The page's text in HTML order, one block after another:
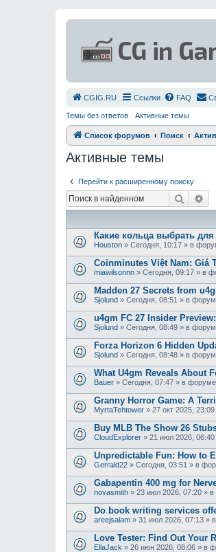
СGIG.RU Ссылки FAQ
Темы без ответов Активные темы
Список форумов Поиск
Активные темы
Перейти к расширенному поиску
Поиск
Какие кольца выбрать
Houston » Сегодня, 10:17 » в
Coinminutes Việt Nam: Giá
miawilsonnn » Сегодня, 09:17 » в
Madden 27 Secrets from
Sjolund » Сегодня, 08:51 » в
u4gm FC 27 Insider
Sjolund » Сегодня, 08:49 » в
Forza Horizon 6 Hidden
Sjolund » Сегодня, 08:48 » в
What U4gm Reveals About
Bauer » Сегодня, 07:47 » в форуме
Granny Horror Game: A
MyrtaTehtower » 27 окт 2025, 23:09
Buy MLB The Show 26
CloudExplorer » 21 июл 2026, 06:40
Unpredictable Fun: How to
Gerrald22 » Сегодня, 03:51 » в
Gabapentin 400 mg for
novasmith » 23 июл 2026, 07:20 »
Do book writing services
areejsalam » 31 июл 2026, 07:13 »
Love Tester: Find Out Your
EllaJack » 26 июн 2026, 08:06 » в